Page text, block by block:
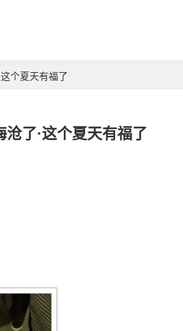
个夏天有福了
沧了·这个夏天有福了